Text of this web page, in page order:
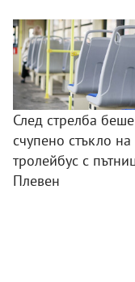
След стрелба беше
счупено стъкло на
тролейбус с
Плевен